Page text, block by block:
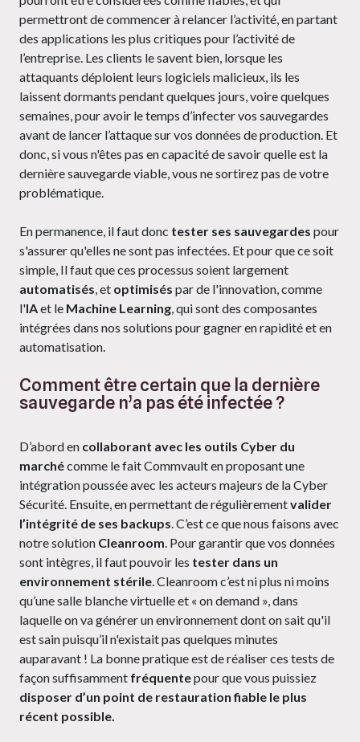
permettront de commencer à relancer l’activité, en partant
des applications les plus critiques pour l’activité de
l’entreprise. Les clients le savent bien, lorsque les
attaquants déploient leurs logiciels malicieux, ils les
laissent dormants pendant quelques jours, voire quelques
semaines, pour avoir le temps d’infecter vos sauvegardes
avant de lancer l’attaque sur vos données de production. Et
donc, si vous n'êtes pas en capacité de savoir quelle est la
dernière sauvegarde viable, vous ne sortirez pas de votre
problématique.
En permanence, il faut donc tester ses sauvegardes pour
s'assurer qu'elles ne sont pas infectées. Et pour que ce soit
simple, Il faut que ces processus soient largement
automatisés , et optimisés par de l'innovation, comme
l'IAet le Machine Learning , qui sont des composantes
intégrées dans nos solutions pour gagner en rapidité et en
automatisation.
Comment être certain que la dernière
sauvegarde n’a pas été infectée ?
D’abord en collaborant avec les outils Cyber du
marchécomme le fait Commvault en proposant une
intégration poussée avec les acteurs majeurs de la Cyber
Sécurité. Ensuite, en permettant de régulièrementvalider
l’intégrité de ses backups . C’est ce que nous faisons avec
notre solution Cleanroom . Pour garantir que vos données
sont intègres, il faut pouvoir les tester dans un
environnement stérile . Cleanroom c’est ni plus ni moins
qu’une salle blanche virtuelle et « on demand », dans
laquelle on va générer un environnement dont on sait qu'il
est sain puisqu’il n'existait pas quelques minutes
auparavant ! La bonne pratique est de réaliser ces tests de
façon suffisamment fréquentepour que vous puissiez
disposer d’un point de restauration fiable le plus
récent possible.